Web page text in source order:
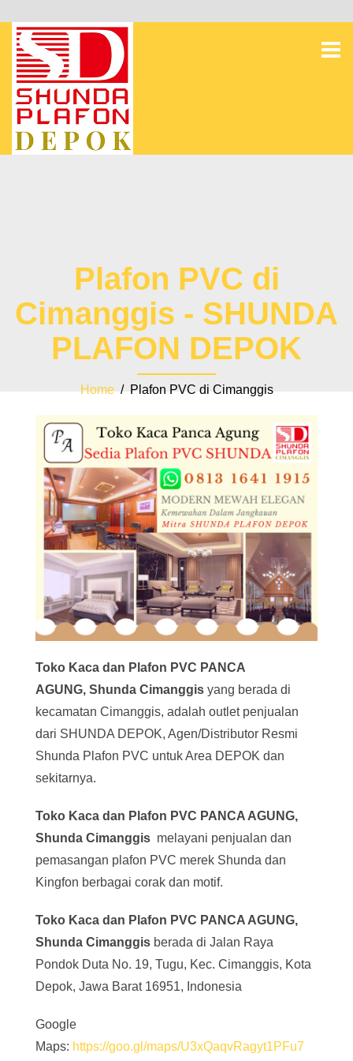
Plafon PVC di
Cimanggis - SHUNDA
PLAFON DEPOK
Home/ Plafon PVC di Cimanggis
Toko Kaca dan Plafon PVC PANCA
AGUNG, Shunda Cimanggis yang berada di
kecamatan Cimanggis, adalah outlet penjualan
dari SHUNDA DEPOK, Agen/Distributor Resmi
Shunda Plafon PVC untuk Area DEPOK dan
sekitarnya.
Toko Kaca dan Plafon PVC PANCA AGUNG,
Shunda Cimanggis melayani penjualan dan
pemasangan plafon PVC merek Shunda dan
Kingfon berbagai corak dan motif.
Toko Kaca dan Plafon PVC PANCA AGUNG,
Shunda Cimanggis berada di Jalan Raya
Pondok Duta No. 19, Tugu, Kec. Cimanggis, Kota
Depok, Jawa Barat 16951, Indonesia
Google
Maps: https://goo.gl/maps/U3xQaqvRagyt1PFu7